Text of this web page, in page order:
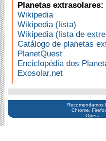
Planetas extrasolares:
Wikipedia
Wikipedia (lista)
Wikipedia (lista de
Catálogo de planetas
PlanetQuest
Enciclopédia dos
Exosolar.net